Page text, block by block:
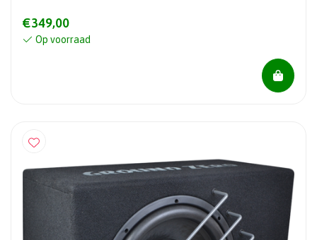
€349,00
Op voorraad